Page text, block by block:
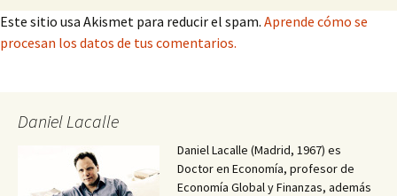
Este sitio usa Akismet para reducir el spam. Aprende cómo se
procesan los datos de tus comentarios.
Daniel Lacalle
Daniel Lacalle (Madrid, 1967) es
Doctor en Economía, profesor de
Economía Global y Finanzas, además